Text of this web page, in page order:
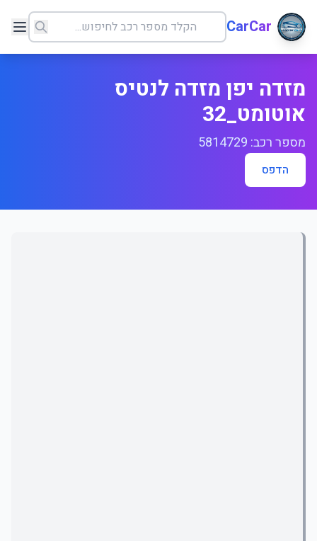
CarCar
מזדה יפן מזדה לנטיס
אוטומט_32
מספר רכב: 5814729
הדפס